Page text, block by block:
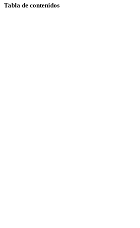
Tabla de contenidos